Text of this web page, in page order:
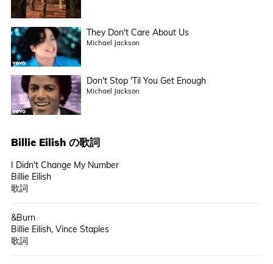
They Don't Care About Us
Michael Jackson
Don't Stop 'Til You Get Enough
Michael Jackson
Billie Eilishの歌詞
I Didn't Change My Number
Billie Eilish
歌詞
&Burn
Billie Eilish, Vince Staples
歌詞